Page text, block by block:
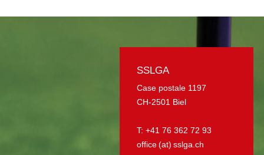
SSLGA
Case postale 1197
CH-2501 Biel
T: +41 76 362 72 93
office (at) sslga.ch